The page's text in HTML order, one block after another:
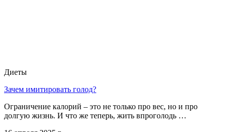
Диеты
Зачем имитировать голод?
Ограничение калорий – это не только про вес, но и про
долгую жизнь. И что же теперь, жить впроголодь …